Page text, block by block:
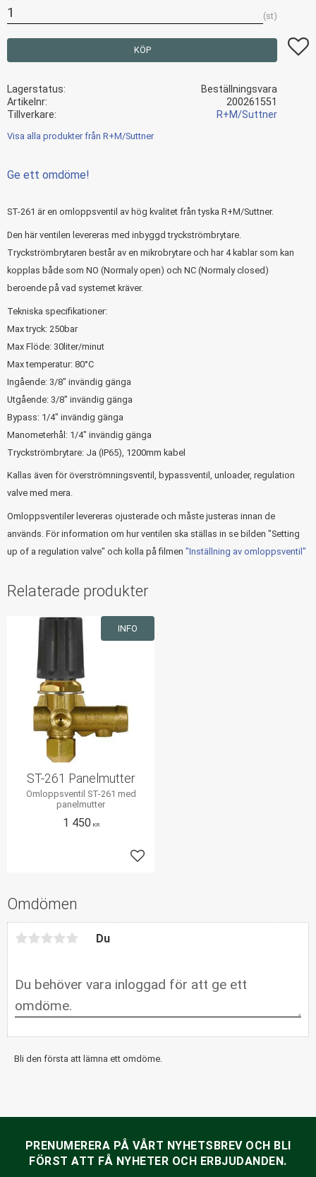
st
KÖP
Lagerstatus
Beställningsvara
Artikelnr
200261551
Tillverkare
R+M/Suttner
Visa alla produkter från R+M/Suttner
Ge ett omdöme!
ST-261 är en omloppsventil av hög kvalitet från tyska R+M/Suttner.
Den här ventilen levereras med inbyggd tryckströmbrytare.
Tryckströmbrytaren består av en mikrobrytare och har 4 kablar som kan
kopplas både som NO (Normaly open) och NC (Normaly closed)
beroende på vad systemet kräver.
Tekniska specifikationer:
Max tryck: 250bar
Max Flöde: 30liter/minut
Max temperatur: 80°C
Ingående: 3/8" invändig gänga
Utgående: 3/8" invändig gänga
Bypass: 1/4" invändig gänga
Manometerhål: 1/4" invändig gänga
Tryckströmbrytare: Ja (IP65), 1200mm kabel
Kallas även för överströmningsventil, bypassventil, unloader, regulation
valve med mera.
Omloppsventiler levereras ojusterade och måste justeras innan de
används. För information om hur ventilen ska ställas in se bilden "Setting
up of a regulation valve" och kolla på filmen "Inställning av omloppsventil"
Omdömen
Du
Bli den första att lämna ett omdöme.
Relaterade produkter
ST-261 Panelmutter
Omloppsventil ST-261 med
panelmutter
1 450KR
Lägg till i favoriter
INFO
PRENUMERERA PÅ VÅRT NYHETSBREV OCH BLI
FÖRST ATT FÅ NYHETER OCH ERBJUDANDEN.